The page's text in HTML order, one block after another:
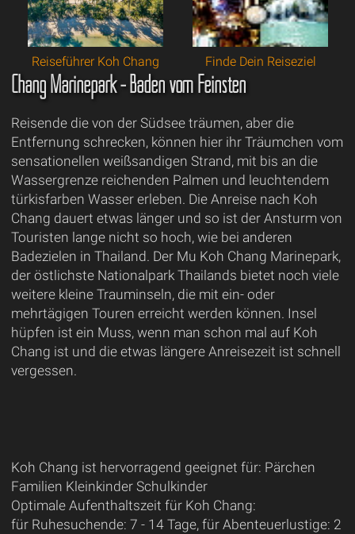
Reiseführer Koh Chang Finde Dein Reiseziel
Chang Marinepark - Baden vom Feinsten
Reisende die von der Südsee träumen, aber die
Entfernung schrecken, können hier ihr Träumchen vom
sensationellen weißsandigen Strand, mit bis an die
Wassergrenze reichenden Palmen und leuchtendem
türkisfarben Wasser erleben. Die Anreise nach Koh
Chang dauert etwas länger und so ist der Ansturm von
Touristen lange nicht so hoch, wie bei anderen
Badezielen in Thailand. Der Mu Koh Chang Marinepark,
der östlichste Nationalpark Thailands bietet noch viele
weitere kleine Trauminseln, die mit ein- oder
mehrtägigen Touren erreicht werden können. Insel
hüpfen ist ein Muss, wenn man schon mal auf Koh
Chang ist und die etwas längere Anreisezeit ist schnell
vergessen.
Koh Chang ist hervorragend geeignet für: Pärchen
Familien Kleinkinder Schulkinder
Optimale Aufenthaltszeit für Koh Chang:
für Ruhesuchende: 7 - 14 Tage, für Abenteuerlustige: 2